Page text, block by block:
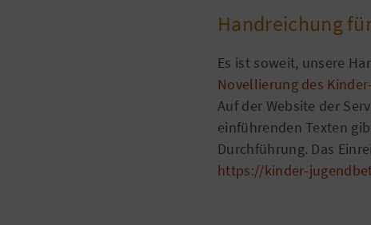
Handreichung
Es ist soweit, unsere
Novellierung des
Auf der Website der
einführenden Texten
Durchführung. Das
https://kinder-